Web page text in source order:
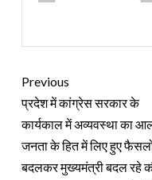
Previous
प्रदेश में कांग्रेस सरकार के
कार्यकाल में अव्यवस्था का
जनता के हित में लिए हुए
बदलकर मुख्यमंत्री बदल रहे